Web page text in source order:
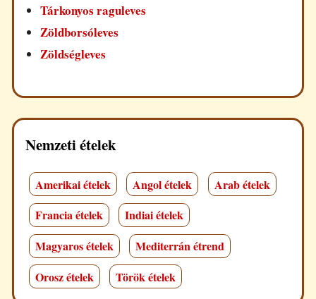
Tárkonyos raguleves
Zöldborsóleves
Zöldségleves
Nemzeti ételek
Amerikai ételek Angol ételek
Arab ételek
Francia ételek
Indiai ételek
Magyaros ételek
Mediterrán étrend
Orosz ételek
Török ételek